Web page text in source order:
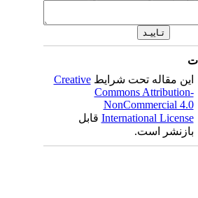
این مقاله تحت شرایطCreative
Commons
NonCommercial 4.0
Internationalقابل
بازنشر است.